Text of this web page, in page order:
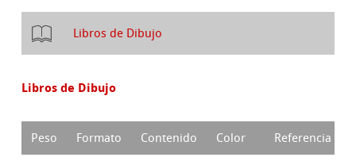
Libros de Dibujo
Libros de Dibujo
Peso Formato Contenido Color Referencia